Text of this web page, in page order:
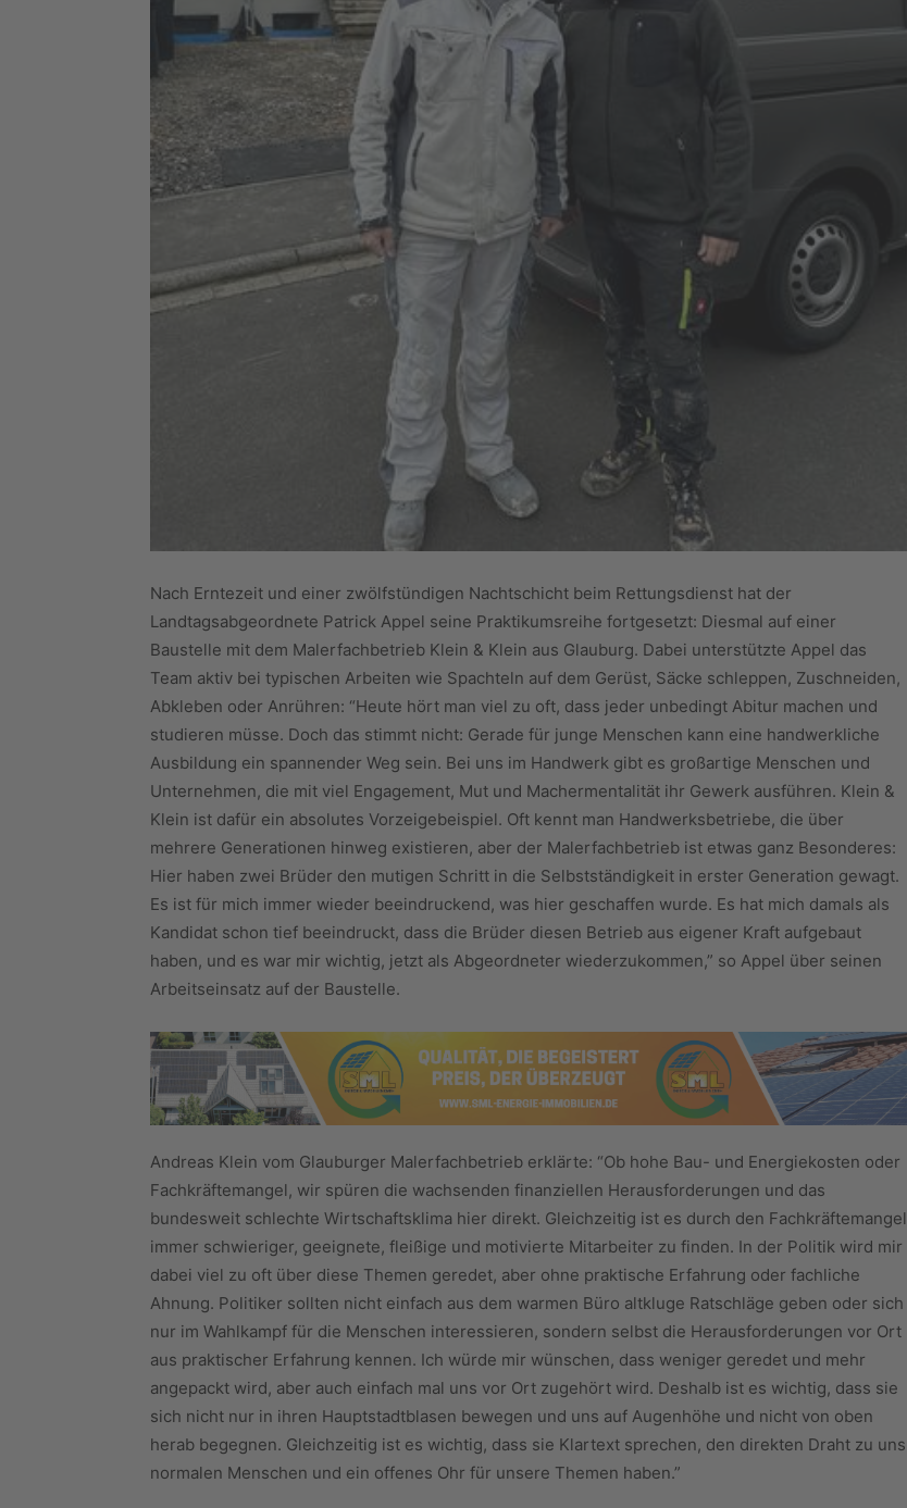
Nach Erntezeit und einer zwölfstündigen Nachtschicht beim Rettungsdienst hat der
Landtagsabgeordnete Patrick Appel seine Praktikumsreihe fortgesetzt: Diesmal auf einer
Baustelle mit dem Malerfachbetrieb Klein & Klein aus Glauburg. Dabei unterstützte Appel das
Team aktiv bei typischen Arbeiten wie Spachteln auf dem Gerüst, Säcke schleppen, Zuschneiden,
Abkleben oder Anrühren: “Heute hört man viel zu oft, dass jeder unbedingt Abitur machen und
studieren müsse. Doch das stimmt nicht: Gerade für junge Menschen kann eine handwerkliche
Ausbildung ein spannender Weg sein. Bei uns im Handwerk gibt es großartige Menschen und
Unternehmen, die mit viel Engagement, Mut und Machermentalität ihr Gewerk ausführen. Klein &
Klein ist dafür ein absolutes Vorzeigebeispiel. Oft kennt man Handwerksbetriebe, die über
mehrere Generationen hinweg existieren, aber der Malerfachbetrieb ist etwas ganz Besonderes:
Hier haben zwei Brüder den mutigen Schritt in die Selbstständigkeit in erster Generation gewagt.
Es ist für mich immer wieder beeindruckend, was hier geschaffen wurde. Es hat mich damals als
Kandidat schon tief beeindruckt, dass die Brüder diesen Betrieb aus eigener Kraft aufgebaut
haben, und es war mir wichtig, jetzt als Abgeordneter wiederzukommen,” so Appel über seinen
Arbeitseinsatz auf der Baustelle.
Andreas Klein vom Glauburger Malerfachbetrieb erklärte: “Ob hohe Bau- und Energiekosten oder
Fachkräftemangel, wir spüren die wachsenden finanziellen Herausforderungen und das
bundesweit schlechte Wirtschaftsklima hier direkt. Gleichzeitig ist es durch den Fachkräftemangel
immer schwieriger, geeignete, fleißige und motivierte Mitarbeiter zu finden. In der Politik wird mir
dabei viel zu oft über diese Themen geredet, aber ohne praktische Erfahrung oder fachliche
Ahnung. Politiker sollten nicht einfach aus dem warmen Büro altkluge Ratschläge geben oder sich
nur im Wahlkampf für die Menschen interessieren, sondern selbst die Herausforderungen vor Ort
aus praktischer Erfahrung kennen. Ich würde mir wünschen, dass weniger geredet und mehr
angepackt wird, aber auch einfach mal uns vor Ort zugehört wird. Deshalb ist es wichtig, dass sie
sich nicht nur in ihren Hauptstadtblasen bewegen und uns auf Augenhöhe und nicht von oben
herab begegnen. Gleichzeitig ist es wichtig, dass sie Klartext sprechen, den direkten Draht zu uns
normalen Menschen und ein offenes Ohr für unsere Themen haben.”